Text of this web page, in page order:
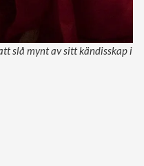
slå mynt av sitt kändisskap i